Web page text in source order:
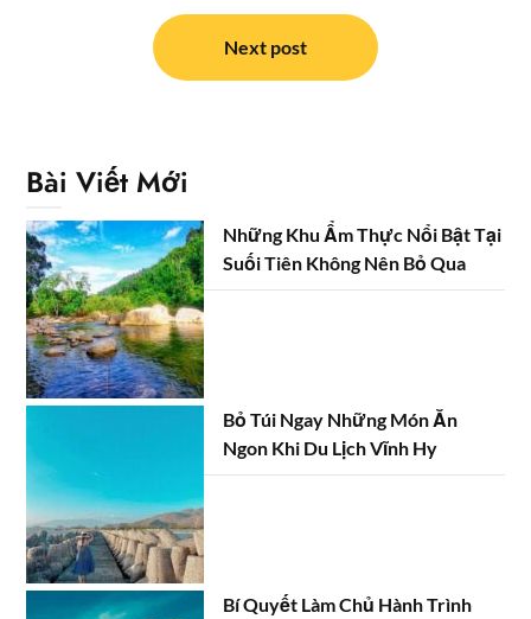
Next post
Bài Viết Mới
Những Khu Ẩm Thực Nổi Bật Tại
Suối Tiên Không Nên Bỏ Qua
Bỏ Túi Ngay Những Món Ăn
Ngon Khi Du Lịch Vĩnh Hy
Bí Quyết Làm Chủ Hành Trình